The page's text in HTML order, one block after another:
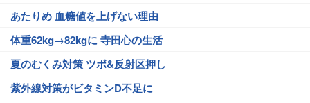
あたりめ 血糖値を上げない理由
体重62kg→82kgに 寺田心の生活
夏のむくみ対策 ツボ&反射区押し
紫外線対策がビタミンD不足に